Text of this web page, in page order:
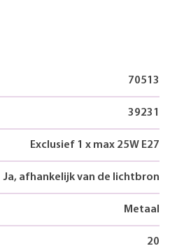
70513
39231
Exclusief 1 x max 25W E27
Ja, afhankelijk van de lichtbron
Metaal
20